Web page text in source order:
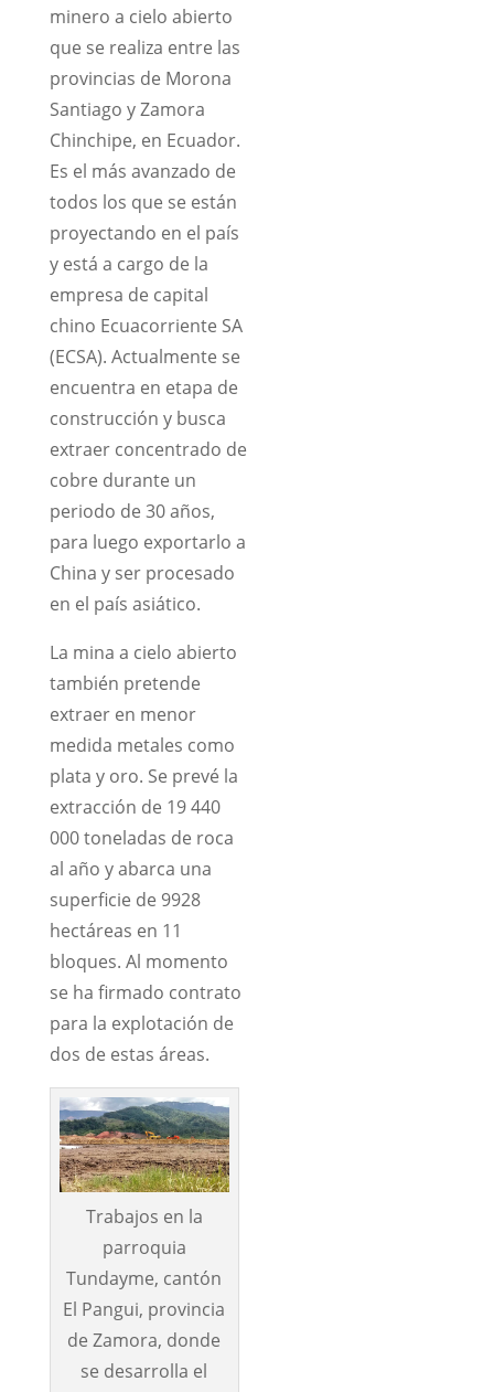
minero a cielo abierto
que se realiza entre las
provincias de Morona
Santiago y Zamora
Chinchipe, en Ecuador.
Es el más avanzado de
todos los que se están
proyectando en el país
y está a cargo de la
empresa de capital
chino Ecuacorriente SA
(ECSA). Actualmente se
encuentra en etapa de
construcción y busca
extraer concentrado de
cobre durante un
periodo de 30 años,
para luego exportarlo a
China y ser procesado
en el país asiático.
La mina a cielo abierto
también pretende
extraer en menor
medida metales como
plata y oro. Se prevé la
extracción de 19 440
000 toneladas de roca
al año y abarca una
superficie de 9928
hectáreas en 11
bloques. Al momento
se ha firmado contrato
para la explotación de
dos de estas áreas.
Trabajos en la
parroquia
Tundayme, cantón
El Pangui, provincia
de Zamora, donde
se desarrolla el